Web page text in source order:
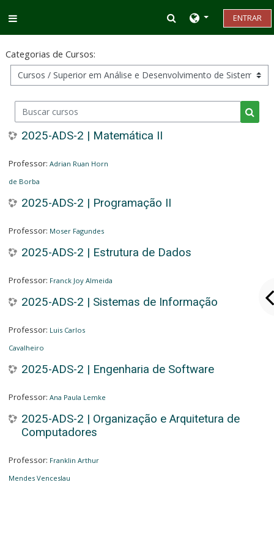
Alternar entrada
ENTRAR
Categorias de Cursos:
Buscar cursos
2025-ADS-2 | Matemática II
Professor: Adrian Ruan Horn
de Borba
2025-ADS-2 | Programação II
Professor: Moser Fagundes
2025-ADS-2 | Estrutura de Dados
Professor: Franck Joy Almeida
2025-ADS-2 | Sistemas de Informação
Professor: Luis Carlos
Cavalheiro
2025-ADS-2 | Engenharia de Software
Professor: Ana Paula Lemke
2025-ADS-2 | Organização e Arquitetura de
Computadores
Professor: Franklin Arthur
Mendes Venceslau